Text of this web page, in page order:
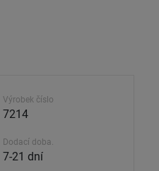
Výrobek číslo
7214
Dodací doba.
7-21 dní